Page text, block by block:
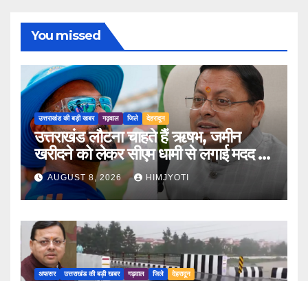
You missed
उत्तराखंड की बड़ी खबर गढ़वाल जिले देहरादून
उत्तराखंड लौटना चाहते हैं ऋषभ, जमीन
खरीदने को लेकर सीएम धामी से लगाई मदद की
गुहारAUGUST 8, 2026 HIMJYOTI
अफसर उत्तराखंड की बड़ी खबर गढ़वाल जिले देहरादून